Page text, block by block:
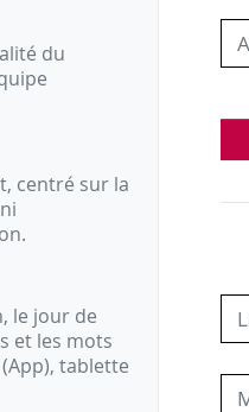
du
centré sur la
le jour de
et les mots
tablette